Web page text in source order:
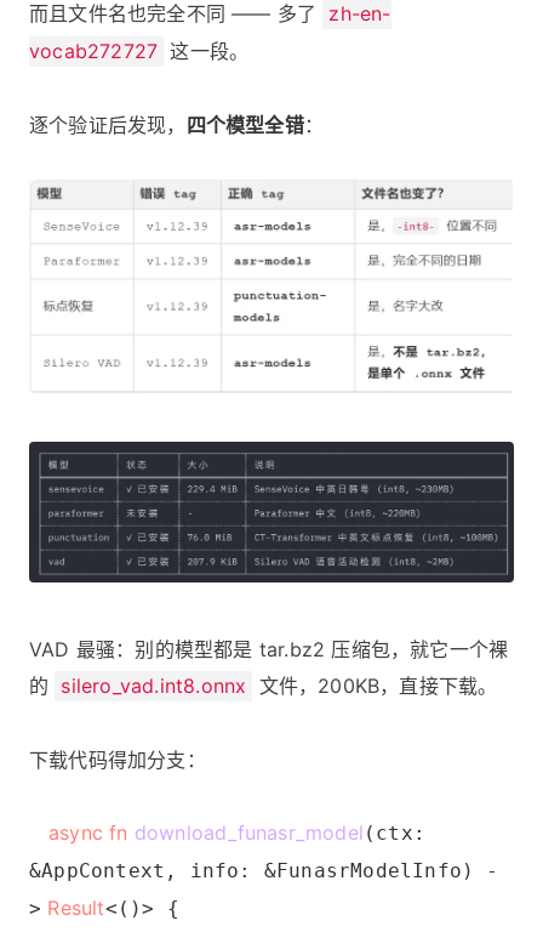
而且文件名也完全不同 —— 多了
zh-en-
vocab272727 这一段。
逐个验证后发现， 四个模型全错：
VAD 最骚：别的模型都是 tar.bz2 压缩包，就它一个裸
的 silero_vad.int8.onnx 文件，200KB，直接下载。
下载代码得加分支：
async fn download_funasr_model (ctx:
&AppContext, info: &FunasrModelInfo) -
> Result<()> {